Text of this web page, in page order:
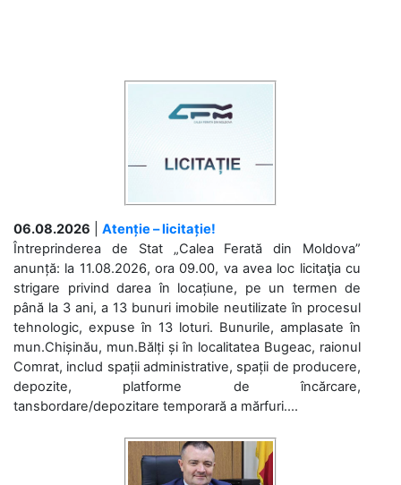
06.08.2026
Atenție – licitație!
Întreprinderea de Stat „Calea Ferată din Moldova”
anunță: la 11.08.2026, ora 09.00, va avea loc licitaţia cu
strigare privind darea în locațiune, pe un termen de
până la 3 ani, a 13 bunuri imobile neutilizate în procesul
tehnologic, expuse în 13 loturi. Bunurile, amplasate în
mun.Chișinău, mun.Bălți și în localitatea Bugeac, raionul
Comrat, includ spații administrative, spații de producere,
depozite, platforme de încărcare,
tansbordare/depozitare temporară a mărfuri....